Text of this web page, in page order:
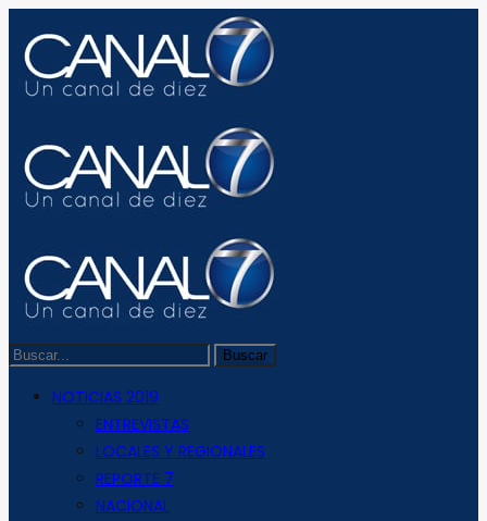
NOTICIAS 2019
ENTREVISTAS
LOCALES Y REGIONALES
REPORTE 7
NACIONAL